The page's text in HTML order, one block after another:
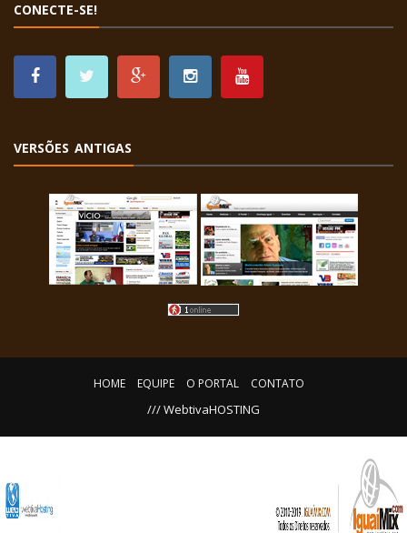
CONECTE-SE!
VERSÕES ANTIGAS
HOME EQUIPE O PORTAL CONTATO
/// WebtivaHOSTING